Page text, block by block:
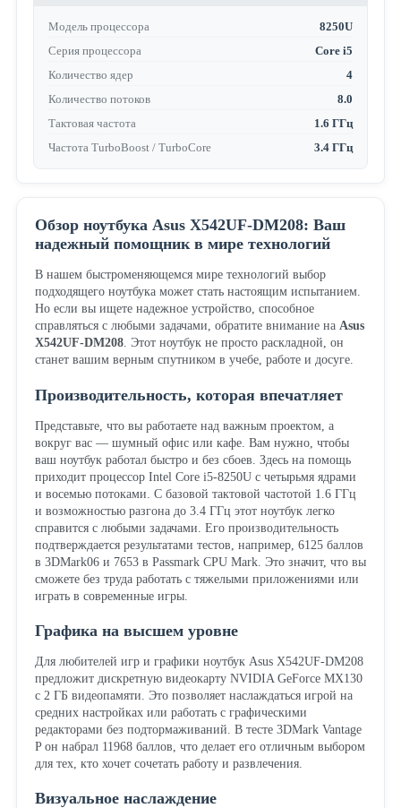
Модель процессора
8250U
Серия процессора
Core i5
Количество ядер
4
Количество потоков
8.0
Тактовая частота
1.6 ГГц
Частота TurboBoost / TurboCore
3.4 ГГц
Обзор ноутбука Asus X542UF-DM208: Ваш
надежный помощник в мире технологий
В нашем быстроменяющемся мире технологий выбор
подходящего ноутбука может стать настоящим испытанием.
Но если вы ищете надежное устройство, способное
справляться с любыми задачами, обратите внимание на Asus
X542UF-DM208. Этот ноутбук не просто раскладной, он
станет вашим верным спутником в учебе, работе и досуге.
Производительность, которая впечатляет
Представьте, что вы работаете над важным проектом, а
вокруг вас — шумный офис или кафе. Вам нужно, чтобы
ваш ноутбук работал быстро и без сбоев. Здесь на помощь
приходит процессор Intel Core i5-8250U с четырьмя ядрами
и восемью потоками. С базовой тактовой частотой 1.6 ГГц
и возможностью разгона до 3.4 ГГц этот ноутбук легко
справится с любыми задачами. Его производительность
подтверждается результатами тестов, например, 6125 баллов
в 3DMark06 и 7653 в Passmark CPU Mark. Это значит, что вы
сможете без труда работать с тяжелыми приложениями или
играть в современные игры.
Графика на высшем уровне
Для любителей игр и графики ноутбук Asus X542UF-DM208
предложит дискретную видеокарту NVIDIA GeForce MX130
с 2 ГБ видеопамяти. Это позволяет наслаждаться игрой на
средних настройках или работать с графическими
редакторами без подтормаживаний. В тесте 3DMark Vantage
P он набрал 11968 баллов, что делает его отличным выбором
для тех, кто хочет сочетать работу и развлечения.
Визуальное наслаждение